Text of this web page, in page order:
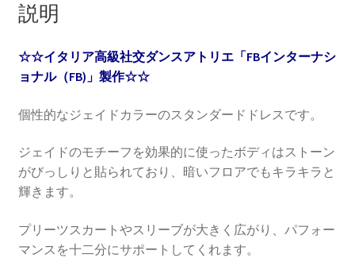
説明
☆☆イタリア高級社交ダンスアトリエ「FBインターナシ
ョナル（FB)」製作☆☆
個性的なジェイドカラーのスタンダードドレスです。
ジェイドのモチーフを効果的に使ったボディはストーン
がびっしりと貼られており、暗いフロアでもキラキラと
輝きます。
プリーツスカートやスリーブが大きく広がり、パフォー
マンスを十二分にサポートしてくれます。